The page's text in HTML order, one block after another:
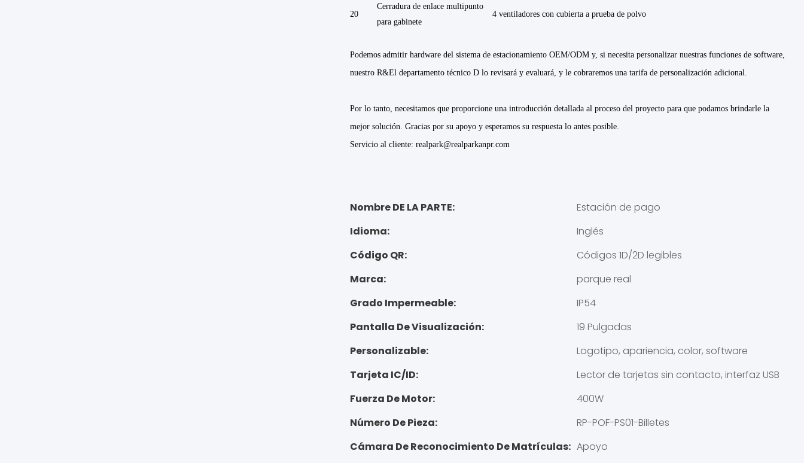
20
Cerradura de enlace multipunto
para gabinete
4 ventiladores con cubierta a prueba de polvo
Podemos admitir hardware del sistema de estacionamiento OEM/ODM y, si necesita personalizar nuestras funciones de software,
nuestro R&El departamento técnico D lo revisará y evaluará, y le cobraremos una tarifa de personalización adicional.
Por lo tanto, necesitamos que proporcione una introducción detallada al proceso del proyecto para que podamos brindarle la
mejor solución. Gracias por su apoyo y esperamos su respuesta lo antes posible.
Servicio al cliente: realpark@realparkanpr.com
Nombre DE LA PARTE:
Estación de pago
Idioma:
Inglés
Código QR:
Códigos 1D/2D legibles
Marca:
parque real
Grado Impermeable:
IP54
Pantalla De Visualización:
19 Pulgadas
Personalizable:
Logotipo, apariencia, color, software
Tarjeta IC/ID:
Lector de tarjetas sin contacto, interfaz USB
Fuerza De Motor:
400W
Número De Pieza:
RP-POF-PS01-Billetes
Cámara De Reconocimiento De Matrículas: Apoyo